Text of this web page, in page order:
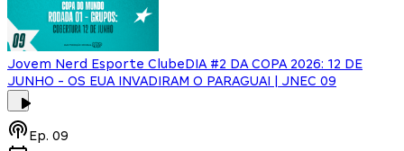
Jovem Nerd Esporte ClubeDIA #2 DA COPA 2026: 12 DE
JUNHO - OS EUA INVADIRAM O PARAGUAI | JNEC 09
Ep. 09